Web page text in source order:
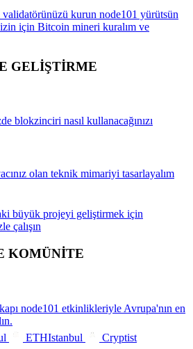
kurun node101 yürütsün
için Bitcoin mineri kuralım ve
GELİŞTİRME
blokzinciri nasıl kullanacağınızı
olan teknik mimariyi tasarlayalım
büyük projeyi geliştirmek için
çalışın
KOMÜNİTE
node101 etkinlikleriyle Avrupa'nın en
ETHIstanbul Cryptist